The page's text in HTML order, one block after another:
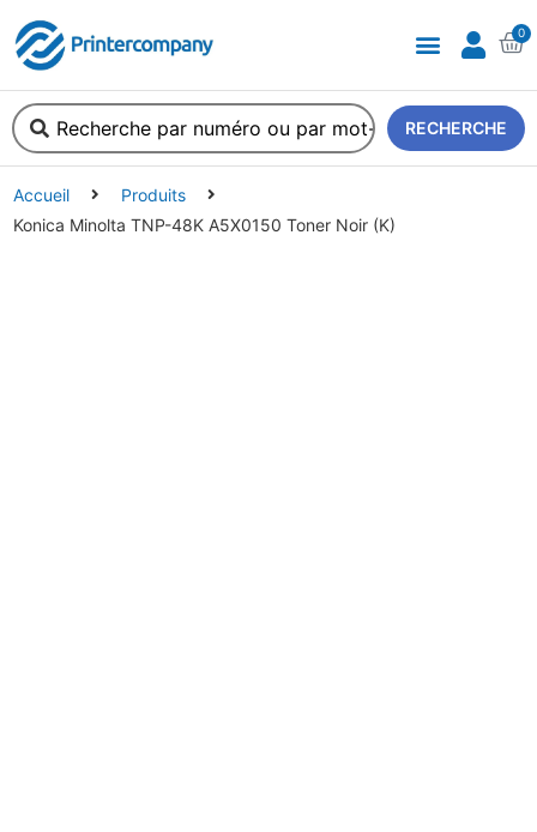
0
RECHERCHE
Accueil
Produits
Konica Minolta TNP-48K A5X0150 Toner Noir (K)